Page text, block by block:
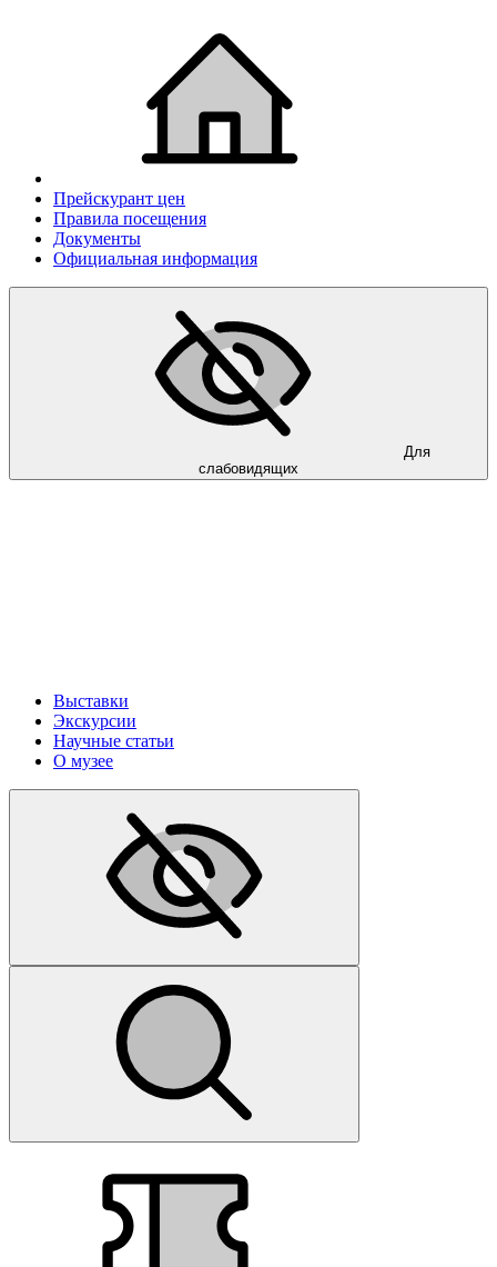
Прейскурант цен
Правила посещения
Документы
Официальная информация
Для
слабовидящих
Выставки
Экскурсии
Научные статьи
О музее